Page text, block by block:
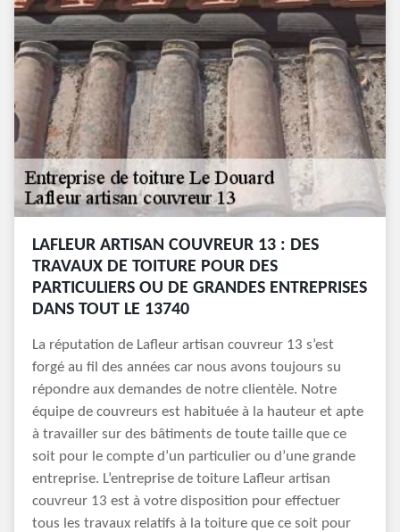
LAFLEUR ARTISAN COUVREUR 13 : DES
TRAVAUX DE TOITURE POUR DES
PARTICULIERS OU DE GRANDES ENTREPRISES
DANS TOUT LE 13740
La réputation de Lafleur artisan couvreur 13 s’est
forgé au fil des années car nous avons toujours su
répondre aux demandes de notre clientèle. Notre
équipe de couvreurs est habituée à la hauteur et apte
à travailler sur des bâtiments de toute taille que ce
soit pour le compte d’un particulier ou d’une grande
entreprise. L’entreprise de toiture Lafleur artisan
couvreur 13 est à votre disposition pour effectuer
tous les travaux relatifs à la toiture que ce soit pour